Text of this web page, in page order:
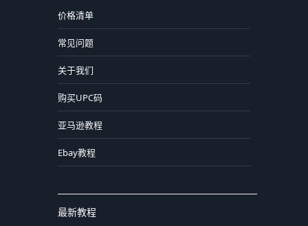
价格清单
常见问题
关于我们
购买UPC码
亚马逊教程
Ebay教程
最新教程